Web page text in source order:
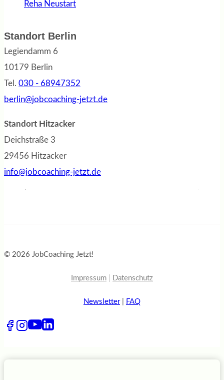
Reha Neustart
Standort Berlin
Legiendamm 6
10179 Berlin
Tel. 030 - 68947352
berlin@jobcoaching-jetzt.de
Standort Hitzacker
Deichstraße 3
29456 Hitzacker
info@jobcoaching-jetzt.de
© 2026 JobCoaching Jetzt!
Impressum Datenschutz
Newsletter| FAQ